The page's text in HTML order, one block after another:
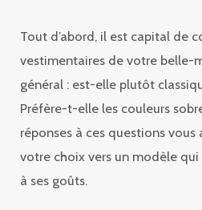
Tout d’abord, il est capital de
vestimentaires de votre belle-
général : est-elle plutôt
Préfère-t-elle les couleurs
réponses à ces questions
votre choix vers un modèle
à ses goûts.